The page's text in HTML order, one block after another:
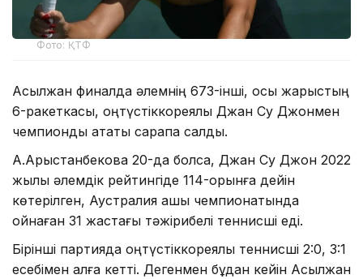
Фото: ҚТФ
Асылжан финалда әлемнің 673-інші, осы жарыстың
6-ракеткасы, оңтүстіккореялық Джан Су Джонмен
чемпиондық атақты сарапқа салды.
А.Арыстанбекова 20-да болса, Джан Су Джон 2022
жылы әлемдік рейтингіде 114-орынға дейін
көтерілген, Аустралия ашық чемпионатында
ойнаған 31 жастағы тәжірибелі теннисші еді.
Бірінші партияда оңтүстіккореялық теннисші 2:0, 3:1
есебімен алға кетті. Дегенмен бұдан кейін Асылжан